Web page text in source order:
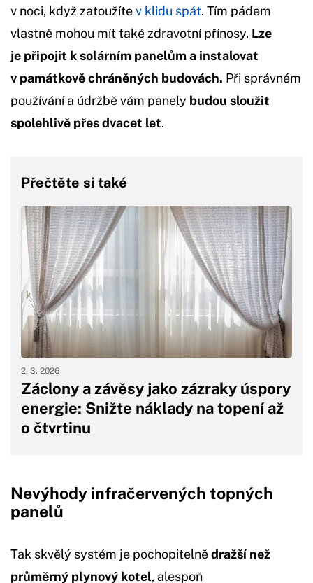
v noci, když zatoužítev klidu spát. Tím pádem
vlastně mohou mít také zdravotní přínosy. Lze
je připojit k solárním panelům a instalovat
v památkově chráněných budovách. Při správném
používání a údržbě vám panely budou sloužit
spolehlivě přes dvacet let.
Přečtěte si také
Záclony a závěsy jako zázraky úspory
energie: Snižte náklady na topení až
o čtvrtinu
2. 3. 2026
Nevýhody infračervených topných
panelů
Tak skvělý systém je pochopitelnědražší než
průměrný plynový kotel, alespoň